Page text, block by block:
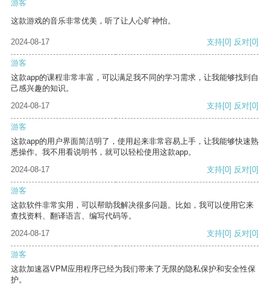
游客
这款游戏的音乐非常优美，听了让人心旷神怡。
2024-08-17 支持[0] 反对[0]
游客
这款app的课程非常丰富，可以满足我不同的学习需求，让我能够找到自
己感兴趣的知识。
2024-08-17
支持[0] 反对[0]
游客
这款app的用户界面简洁明了，使用起来非常容易上手，让我能够快速熟
悉操作。我不用看说明书，就可以轻松使用这款app。
2024-08-17
支持[0] 反对[0]
游客
这款软件非常实用，可以帮助我解决很多问题。比如，我可以使用它来
查找资料、翻译语言、编写代码等。
2024-08-17
支持[0] 反对[0]
游客
这款加速器VPM应用程序已经为我们带来了无限的隐私保护和安全性保
护。